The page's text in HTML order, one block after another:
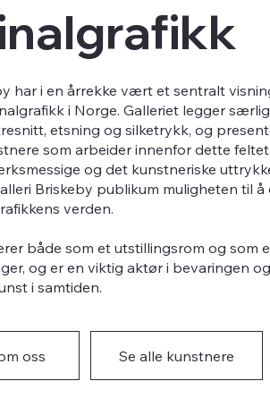
har i en årrekke vært et sentralt
i Norge. Galleriet legger
etsning og silketrykk, og
som arbeider innenfor dette
og det kunstneriske
Briskeby publikum muligheten til
verden.
både som et utstillingsrom og som
og er en viktig aktør i bevaringen
i samtiden.
oss Se alle kunstnere